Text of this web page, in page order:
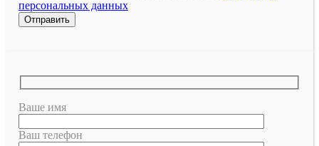
персональных данных
Ваше имя
Ваш телефон